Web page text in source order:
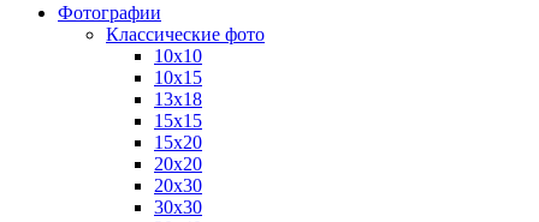
Фотографии
Классические фото
10х10
10х15
13х18
15х15
15х20
20х20
20х30
30х30